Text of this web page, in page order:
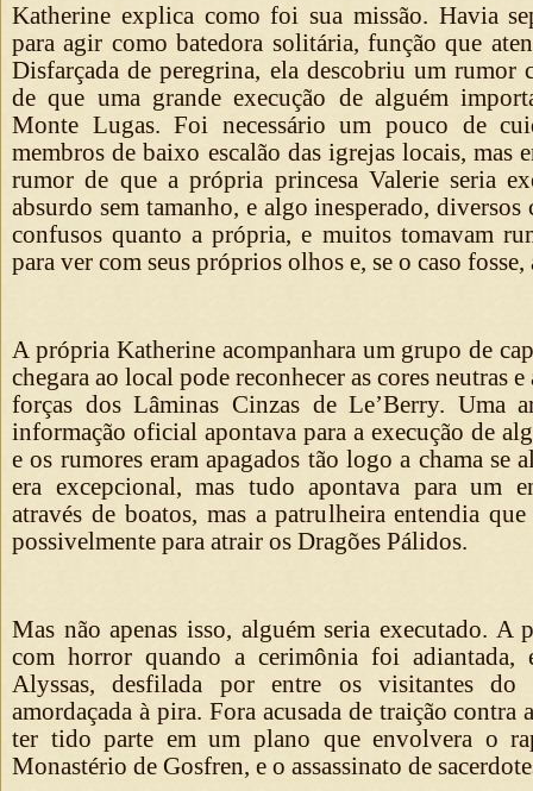
Katherine explica como foi sua missão. Havia
para agir como batedora solitária, função que
Disfarçada de peregrina, ela descobriu um rumor
de que uma grande execução de alguém
Monte Lugas. Foi necessário um pouco de
membros de baixo escalão das igrejas locais, mas
rumor de que a própria princesa Valerie seria
absurdo sem tamanho, e algo inesperado, diversos
confusos quanto a própria, e muitos tomavam
para ver com seus próprios olhos e, se o caso
A própria Katherine acompanhara um grupo de
chegara ao local pode reconhecer as cores neutras
forças dos Lâminas Cinzas de Le’Berry. Uma
informação oficial apontava para a execução de
e os rumores eram apagados tão logo a chama se
era excepcional, mas tudo apontava para um
através de boatos, mas a patrulheira entendia
possivelmente para atrair os Dragões Pálidos.
Mas não apenas isso, alguém seria executado. A
com horror quando a cerimônia foi adiantada,
Alyssas, desfilada por entre os visitantes do
amordaçada à pira. Fora acusada de traição contra
ter tido parte em um plano que envolvera o
Monastério de Gosfren, e o assassinato de